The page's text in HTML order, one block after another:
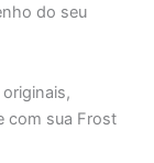
do seu
com sua Frost